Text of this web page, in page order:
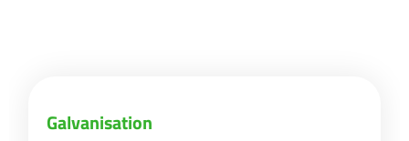
Galvanisation